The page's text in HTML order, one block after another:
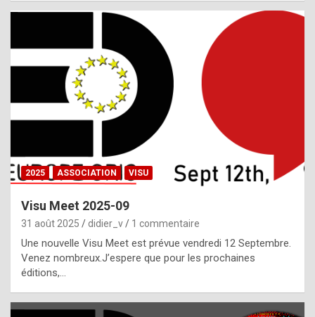
l
,
g
h
t
f
2025 ASSOCIATION VISU
Visu Meet 2025-09
31 août 2025 didier_v 1 commentaire
Une nouvelle Visu Meet est prévue vendredi 12 Septembre.
Venez nombreux.J’espere que pour les prochaines
éditions,…